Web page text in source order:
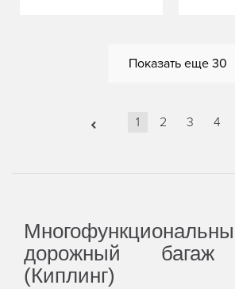
Показать еще 30
1 2 3 4
дорожный багаж
(Киплинг)